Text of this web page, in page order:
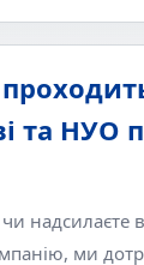
та НУО
надсилаєте
ми